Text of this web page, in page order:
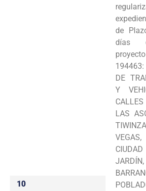
10
de
días
194463:
DE
Y
LAS